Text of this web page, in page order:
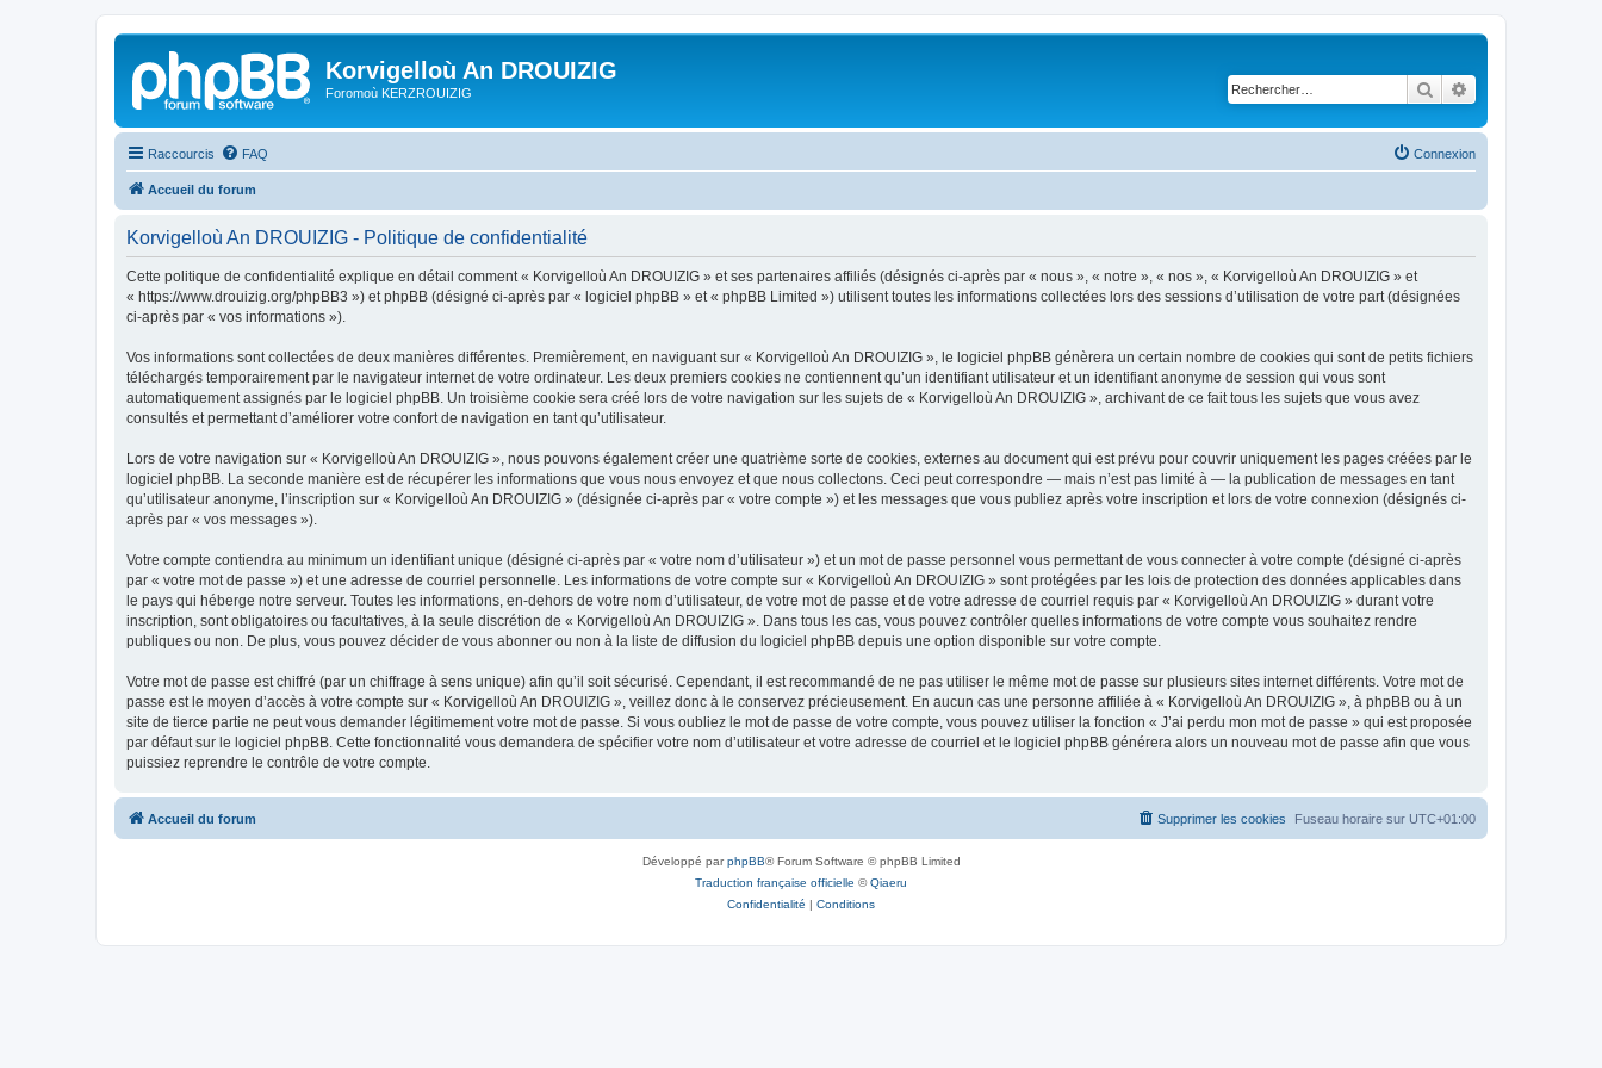
Korvigelloù An DROUIZIG
Foromoù KERZROUIZIG Rechercher
Raccourcis FAQ Connexion
Accueil du forum
Korvigelloù An DROUIZIG - Politique de confidentialité
Cette politique de confidentialité explique en détail comment « Korvigelloù An DROUIZIG » et ses partenaires affiliés (désignés ci-après par « nous », « notre », « nos », « Korvigelloù An DROUIZIG » et
« https://www.drouizig.org/phpBB3 ») et phpBB (désigné ci-après par « logiciel phpBB » et « phpBB Limited ») utilisent toutes les informations collectées lors des sessions d’utilisation de votre part (désignées
ci-après par « vos informations »).
Vos informations sont collectées de deux manières différentes. Premièrement, en naviguant sur « Korvigelloù An DROUIZIG », le logiciel phpBB génèrera un certain nombre de cookies qui sont de petits fichiers
téléchargés temporairement par le navigateur internet de votre ordinateur. Les deux premiers cookies ne contiennent qu’un identifiant utilisateur et un identifiant anonyme de session qui vous sont
automatiquement assignés par le logiciel phpBB. Un troisième cookie sera créé lors de votre navigation sur les sujets de « Korvigelloù An DROUIZIG », archivant de ce fait tous les sujets que vous avez
consultés et permettant d’améliorer votre confort de navigation en tant qu’utilisateur.
Lors de votre navigation sur « Korvigelloù An DROUIZIG », nous pouvons également créer une quatrième sorte de cookies, externes au document qui est prévu pour couvrir uniquement les pages créées par le
logiciel phpBB. La seconde manière est de récupérer les informations que vous nous envoyez et que nous collectons. Ceci peut correspondre — mais n’est pas limité à — la publication de messages en tant
qu’utilisateur anonyme, l’inscription sur « Korvigelloù An DROUIZIG » (désignée ci-après par « votre compte ») et les messages que vous publiez après votre inscription et lors de votre connexion (désignés ci-
après par « vos messages »).
Votre compte contiendra au minimum un identifiant unique (désigné ci-après par « votre nom d’utilisateur ») et un mot de passe personnel vous permettant de vous connecter à votre compte (désigné ci-après
par « votre mot de passe ») et une adresse de courriel personnelle. Les informations de votre compte sur « Korvigelloù An DROUIZIG » sont protégées par les lois de protection des données applicables dans
le pays qui héberge notre serveur. Toutes les informations, en-dehors de votre nom d’utilisateur, de votre mot de passe et de votre adresse de courriel requis par « Korvigelloù An DROUIZIG » durant votre
inscription, sont obligatoires ou facultatives, à la seule discrétion de « Korvigelloù An DROUIZIG ». Dans tous les cas, vous pouvez contrôler quelles informations de votre compte vous souhaitez rendre
publiques ou non. De plus, vous pouvez décider de vous abonner ou non à la liste de diffusion du logiciel phpBB depuis une option disponible sur votre compte.
Votre mot de passe est chiffré (par un chiffrage à sens unique) afin qu’il soit sécurisé. Cependant, il est recommandé de ne pas utiliser le même mot de passe sur plusieurs sites internet différents. Votre mot de
passe est le moyen d’accès à votre compte sur « Korvigelloù An DROUIZIG », veillez donc à le conservez précieusement. En aucun cas une personne affiliée à « Korvigelloù An DROUIZIG », à phpBB ou à un
site de tierce partie ne peut vous demander légitimement votre mot de passe. Si vous oubliez le mot de passe de votre compte, vous pouvez utiliser la fonction « J’ai perdu mon mot de passe » qui est proposée
par défaut sur le logiciel phpBB. Cette fonctionnalité vous demandera de spécifier votre nom d’utilisateur et votre adresse de courriel et le logiciel phpBB générera alors un nouveau mot de passe afin que vous
puissiez reprendre le contrôle de votre compte.
Accueil du forum Fuseau horaire sur UTC+01:00
Supprimer les cookies
Développé parphpBB® Forum Software © phpBB Limited
Traduction française officielle ©Qiaeru
Confidentialité | Conditions